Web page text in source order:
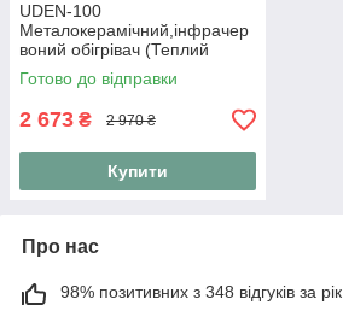
UDEN-100
Металокерамічний,інфрачер
воний обігрівач (Теплий
плінтус)
Готово до відправки
2 673 ₴ 2 970 ₴
Купити
Про нас
98% позитивних з 348 відгуків за рік